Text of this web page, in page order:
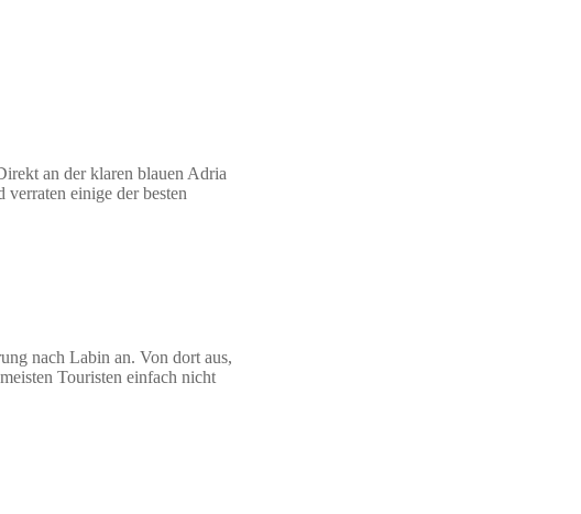
an der klaren blauen Adria
einige der besten
nach Labin an. Von dort aus,
Touristen einfach nicht